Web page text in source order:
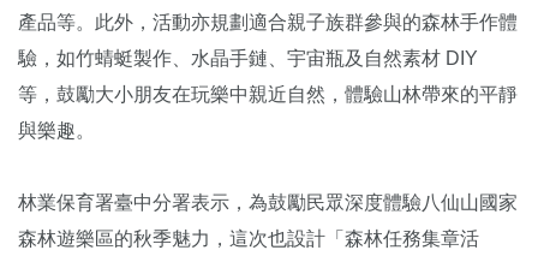
產品等。此外，活動亦規劃適合親子族群參與的森林手作體
驗，如竹蜻蜓製作、水晶手鏈、宇宙瓶及自然素材 DIY
等，鼓勵大小朋友在玩樂中親近自然，體驗山林帶來的平靜
與樂趣。
林業保育署臺中分署表示，為鼓勵民眾深度體驗八仙山國家
森林遊樂區的秋季魅力，這次也設計「森林任務集章活